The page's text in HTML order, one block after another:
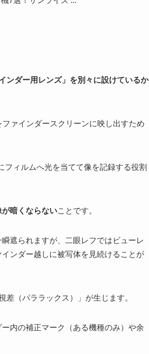
ンダー用レンズ」を別々に設けているか
ァインダースクリーンに映し出すため
ィルムへ光を当てて像を記録する役割
暗くならないことです。
遮られますが、二眼レフではビューレ
ンダー越しに被写体を見続けることが
（パララックス）」が生じます。
内の補正マーク（ある機種のみ）や余